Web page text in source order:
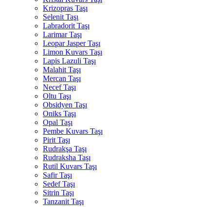
Krizopras Taşı
Selenit Taşı
Labradorit Taşı
Larimar Taşı
Leopar Jasper Taşı
Limon Kuvars Taşı
Lapis Lazuli Taşı
Malahit Taşı
Mercan Taşı
Necef Taşı
Oltu Taşı
Obsidyen Taşı
Oniks Taşı
Opal Taşı
Pembe Kuvars Taşı
Pirit Taşı
Rudrakşa Taşı
Rudraksha Taşı
Rutil Kuvars Taşı
Safir Taşı
Sedef Taşı
Sitrin Taşı
Tanzanit Taşı